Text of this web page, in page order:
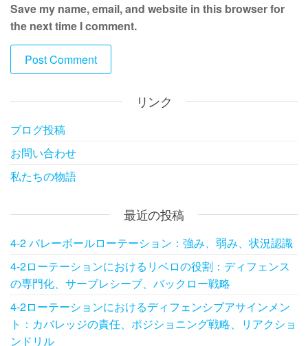
Save my name, email, and website in this browser for
the next time I comment.
リンク
ブログ投稿
お問い合わせ
私たちの物語
最近の投稿
4-2 バレーボールローテーション：強み、弱み、状況認識
4-2ローテーションにおけるリベロの役割：ディフェンス
の専門化、サーブレシーブ、バックロー戦略
4-2ローテーションにおけるディフェンシブアサインメン
ト：カバレッジの責任、ポジショニング戦略、リアクショ
ンドリル